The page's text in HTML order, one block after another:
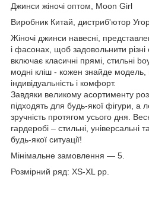
Джинси жіночі оптом, Moon Girl
Виробник Китай, дистриб'ютор
Жіночі джинси навесні,
і фасонах, щоб задовольнити
включає класичні прямі, стильні
модні кліш - кожен знайде модель,
індивідуальність і комфорт.
Завдяки великому асортименту
підходять для будь-якої фігури, а
зручність протягом усього дня.
гардеробі – стильні, універсальні
будь-якої ситуації!
Мінімальне замовлення — 5.
Розмірний ряд: XS-XL рр.